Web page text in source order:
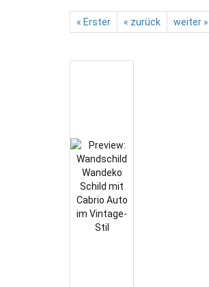
« Erster « zurück weiter »